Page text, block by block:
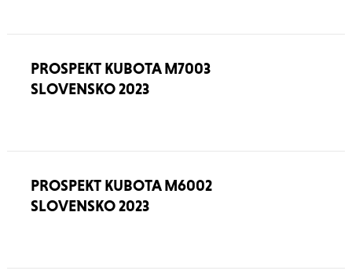
PROSPEKT KUBOTA M7003
SLOVENSKO 2023
PROSPEKT KUBOTA M6002
SLOVENSKO 2023